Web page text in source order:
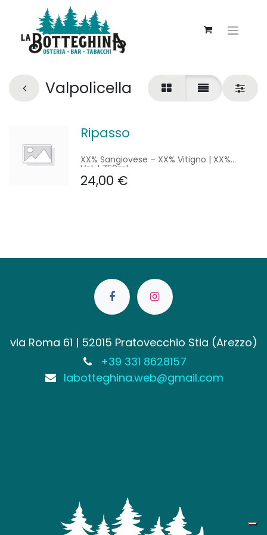
Valpolicella
Ripasso
XX% Sangiovese – XX% Vitigno | XX%
Vol. | 750ml
24,00 €
via Roma 61 | 52015 Pratovecchio Stia (Arezzo)
+39 331 8628157
labotteghina.web@gmail.com